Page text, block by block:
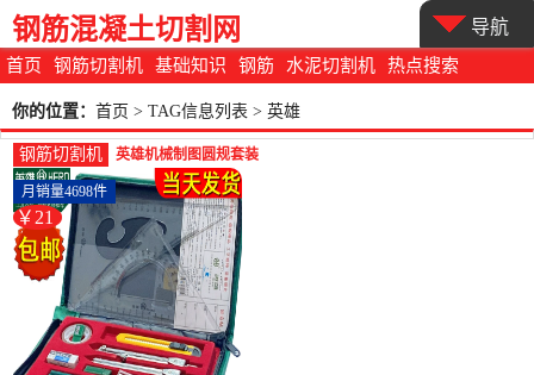
首页 钢筋切割机 基础知识 钢筋 水泥切割机 热点搜索
钢筋混凝土切割网 导航
你的位置： 首页 > TAG信息列表 > 英雄
钢筋切割机
英雄机械制图圆规套装
组合绘图仪制图工具建
筑机械制图-钢筋切割工
具(轩玺办公专营店仅售
20.8元)
￥21
月销量4698件